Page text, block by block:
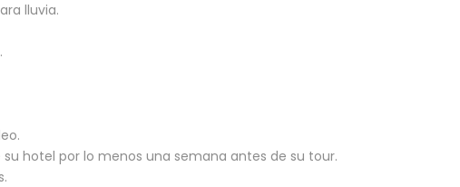
lluvia.
hotel por lo menos una semana antes de su tour.